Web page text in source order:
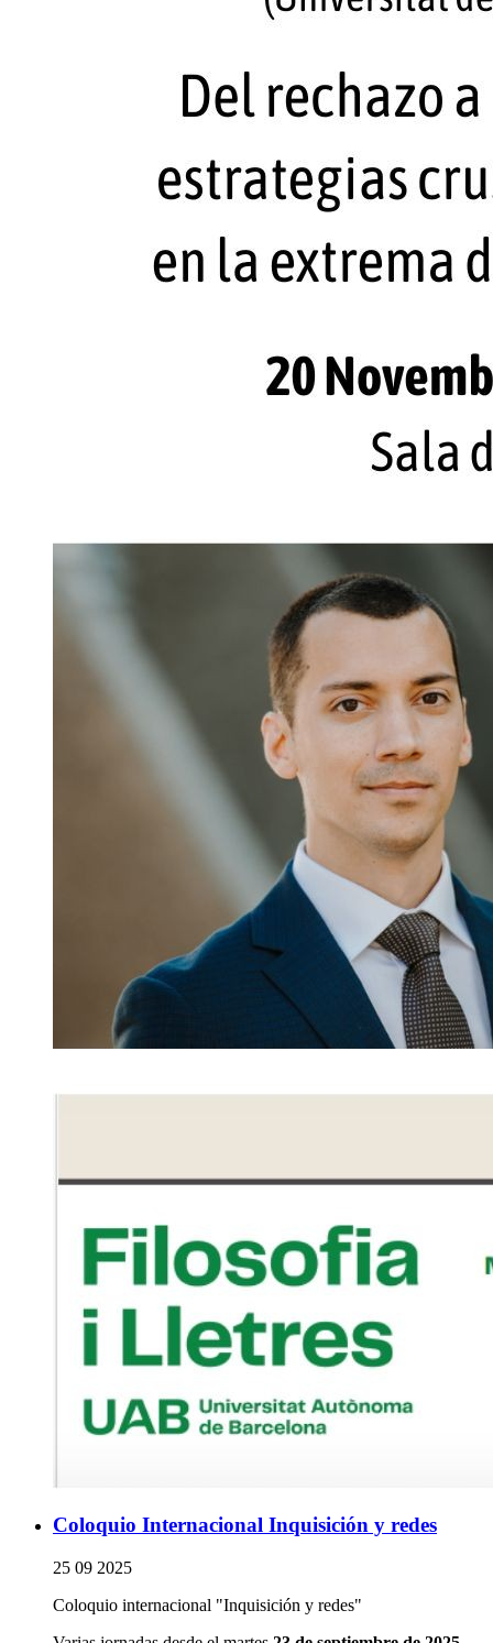
Coloquio Internacional Inquisición y redes
25 09 2025
Coloquio internacional "Inquisición y redes"